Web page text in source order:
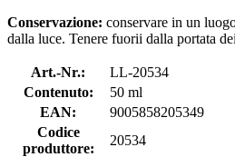
Conservazione: conservare in un
dalla luce. Tenere fuorii dalla portata
Art.-Nr.:
LL-20534
Contenuto:
50 ml
EAN:
9005858205349
Codice
produttore:
20534